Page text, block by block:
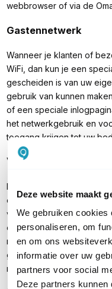
Deze website maakt
We gebruiken cookies
personaliseren, om
en om ons
informatie over uw
partners voor social
Deze partners
webbrowser of via de
Gastennetwerk
Wanneer je klanten of
WiFi, dan kun je een
gescheiden is van uw
gebruik van kunnen
of een speciale
het netwerkgebruik en
toegang krijgen tot uw
Voeding en montage
De TP-Link EAP653 Slim
ondersteunt PoE+
van stroom te voorzien
een apart verkrijgbare
maakt het apparaat dus
geen stopcontact
meegeleverde